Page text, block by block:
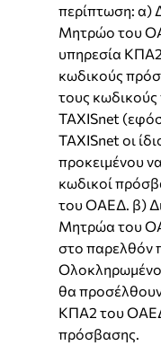
περίπτωση: α)
Mητρώo του
υπηρεσία
κωδικούς
τους
TAXISnet
TAXISnet οι
προκειμένου
κωδικοί
του ΟΑΕΔ. β)
Μητρώα του
στο παρελθόν
θα
ΚΠΑ2 του ΟΑΕΔ
πρόσβασης.